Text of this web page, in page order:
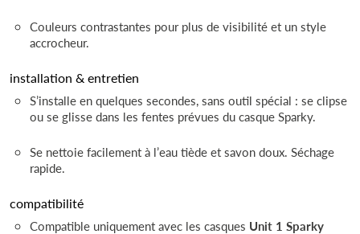
Couleurs contrastantes pour plus de visibilité et un style
accrocheur.
installation & entretien
S’installe en quelques secondes, sans outil spécial : se clipse
ou se glisse dans les fentes prévues du casque Sparky.
Se nettoie facilement à l’eau tiède et savon doux. Séchage
rapide.
compatibilité
Compatible uniquement avec les casques Unit 1 Sparky